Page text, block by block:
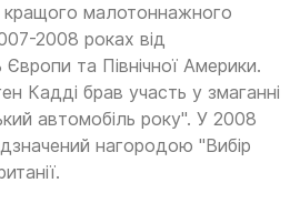
малотоннажного
2008 роках від
та Північної Америки.
Кадді брав участь у змаганні
автомобіль року". У 2008
нагородою "Вибір